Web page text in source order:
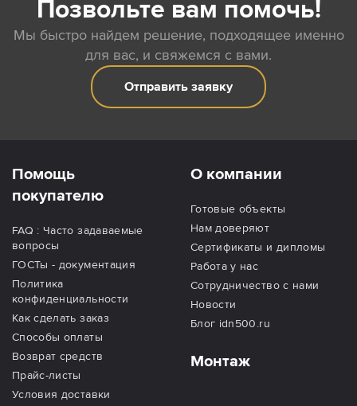
Позвольте вам помочь!
Мы быстро найдем решение, подходящее именно
для вас, и свяжемся с вами.
Отправить заявку
Помощь
покупателю
FAQ : Часто задаваемые
вопросы
ГОСТы - документация
Политика
конфиденциальности
Как сделать заказ
Способы оплаты
Возврат средств
Прайс-листы
Условия доставки
О компании
Готовые объекты
Нам доверяют
Сертификаты и дипломы
Работа у нас
Сотрудничество с нами
Новости
Блог idn500.ru
Монтаж